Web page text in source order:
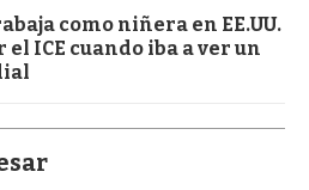
como niñera en EE.UU.
ICE cuando iba a ver un